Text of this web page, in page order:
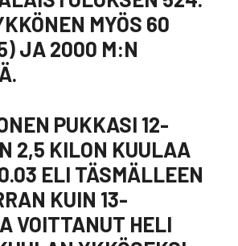
MYÖS 60
JA 2000 M:N
PUKKASI 12-
2,5 KILON KUULAA
ELI TÄSMÄLLEEN
KUIN 13-
VOITTANUT HELI